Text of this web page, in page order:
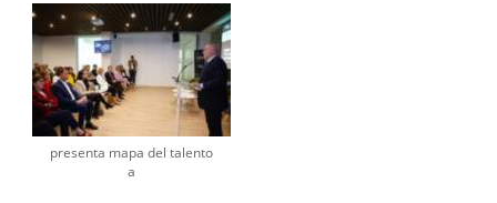
presenta mapa del talento
a